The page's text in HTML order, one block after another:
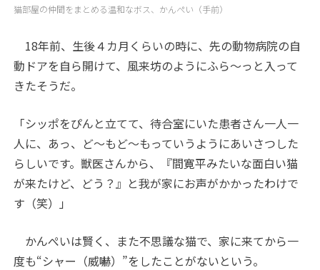
猫部屋の仲間をまとめる温和なボス、かんぺい（手前）
18年前、生後４カ月くらいの時に、先の動物病院の自
動ドアを自ら開けて、風来坊のようにふら～っと入って
きたそうだ。
「シッポをぴんと立てて、待合室にいた患者さん一人一
人に、あっ、ど～もど～もっていうようにあいさつした
らしいです。獣医さんから、『間寛平みたいな面白い猫
が来たけど、どう？』と我が家にお声がかかったわけで
す（笑）」
かんぺいは賢く、また不思議な猫で、家に来てから一
度も“シャー（威嚇）”をしたことがないという。